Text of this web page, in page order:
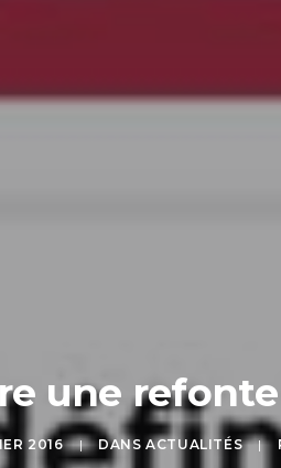
une
2016 | DANSACTUALITÉS |